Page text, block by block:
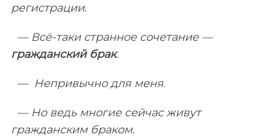
регистрации.
— Всё-таки странное сочетание —
гражданский брак.
— Непривычно для меня.
— Но ведь многие сейчас живут
гражданским браком.